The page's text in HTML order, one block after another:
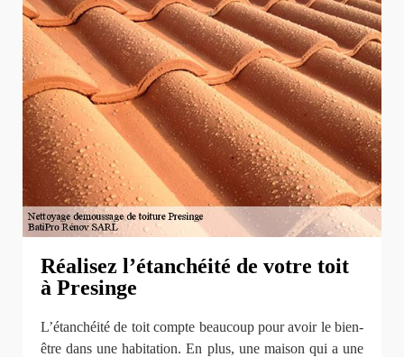
Réalisez l’étanchéité de votre toit
à Presinge
L’étanchéité de toit compte beaucoup pour avoir le bien-
être dans une habitation. En plus, une maison qui a une